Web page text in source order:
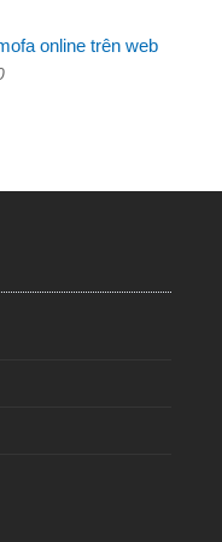
online trên web